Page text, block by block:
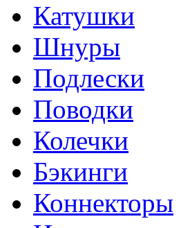
Катушки
Шнуры
Подлески
Поводки
Колечки
Бэкинги
Коннекторы